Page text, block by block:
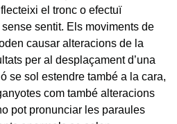
el tronc o efectuï
sentit. Els moviments de
causar alteracions de la
per al desplaçament d’una
se sol estendre també a la cara,
com també alteracions
pot pronunciar les paraules